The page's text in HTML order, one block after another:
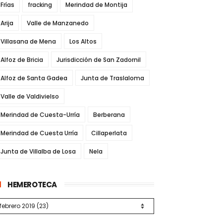
Frías fracking Merindad de Montija
Arija Valle de Manzanedo
Villasana de Mena Los Altos
Alfoz de Bricia Jurisdicción de San Zadornil
Alfoz de Santa Gadea Junta de Traslaloma
Valle de Valdivielso
Merindad de Cuesta-Urría Berberana
Merindad de Cuesta Urría Cillaperlata
Junta de Villalba de Losa Nela
HEMEROTECA